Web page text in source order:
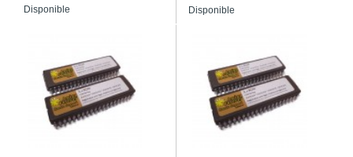
Disponible Disponible